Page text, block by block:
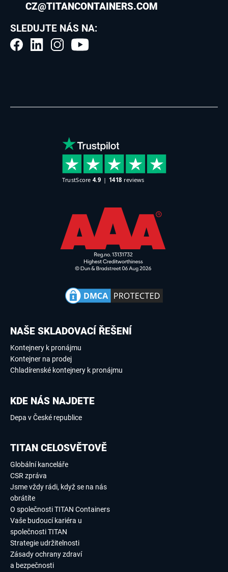
CZ@TITANCONTAINERS.COM
SLEDUJTE NÁS NA:
NAŠE SKLADOVACÍ ŘEŠENÍ
Kontejnery k pronájmu
Kontejner na prodej
Chladírenské kontejnery k pronájmu
KDE NÁS NAJDETE
Depa v České republice
TITAN CELOSVĚTOVĚ
Globální kanceláře
CSR zpráva
Jsme vždy rádi, když se na nás
obrátíte
O společnosti TITAN Containers
Vaše budoucí kariéra u
společnosti TITAN
Strategie udržitelnosti
Zásady ochrany zdraví
a bezpečnosti